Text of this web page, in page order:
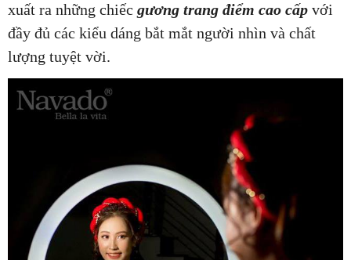
xuất ra những chiếc gương trang điểm cao cấp với
đầy đủ các kiểu dáng bắt mắt người nhìn và chất
lượng tuyệt vời.